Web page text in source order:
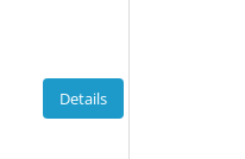
Details